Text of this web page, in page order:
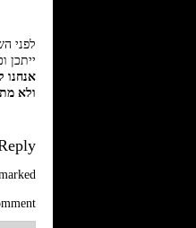
לפני
ייתכן
אנחנו
ולא